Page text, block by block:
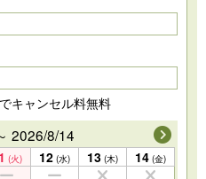
キャンセル料無料
2026/8/14
(火) 12 (水) 13 (木) 14 (金)